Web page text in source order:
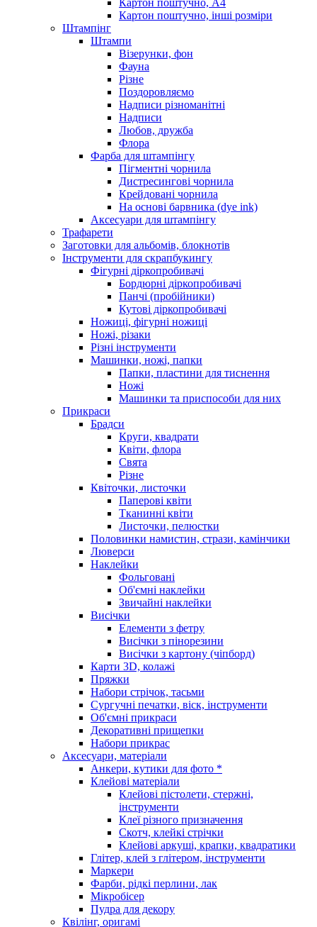
Картон поштучно, інші розміри
Штампінг
Штампи
Візерунки, фон
Фауна
Різне
Поздоровляємо
Надписи різноманітні
Надписи
Любов, дружба
Флора
Фарба для штампінгу
Пігментні чорнила
Дистресингові чорнила
Крейдовані чорнила
На основі барвника (dye ink)
Аксесуари для штампінгу
Трафарети
Заготовки для альбомів, блокнотів
Інструменти для скрапбукингу
Фігурні діркопробивачі
Бордюрні діркопробивачі
Панчі (пробійники)
Кутові діркопробивачі
Ножиці, фігурні ножиці
Ножі, різаки
Різні інструменти
Машинки, ножі, папки
Папки, пластини для тиснення
Ножі
Машинки та приспособи для них
Прикраси
Брадси
Круги, квадрати
Квіти, флора
Свята
Різне
Квіточки, листочки
Паперові квіти
Тканинні квіти
Листочки, пелюстки
Половинки намистин, стрази, камінчики
Люверси
Наклейки
Фольговані
Об'ємні наклейки
Звичайні наклейки
Висічки
Елементи з фетру
Висічки з пінорезини
Висічки з картону (чіпборд)
Карти 3D, колажі
Пряжки
Набори стрічок, тасьми
Сургучні печатки, віск, інструменти
Об'ємні прикраси
Декоративні прищепки
Набори прикрас
Аксесуари, матеріали
Анкери, кутики для фото *
Клейові матеріали
Клейові пістолети, стержні,
інструменти
Клеї різного призначення
Скотч, клейкі стрічки
Клейові аркуші, крапки, квадратики
Глітер, клей з глітером, інструменти
Маркери
Фарби, рідкі перлини, лак
Мікробісер
Пудра для декору
Квілінг, оригамі